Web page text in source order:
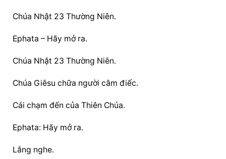
Chúa Nhật 23 Thường Niên.
Ephata – Hãy mở ra.
Chúa Nhật 23 Thường Niên.
Chúa Giêsu chữa người câm điếc.
Cái chạm đến của Thiên Chúa.
Ephata: Hãy mở ra.
Lắng nghe.